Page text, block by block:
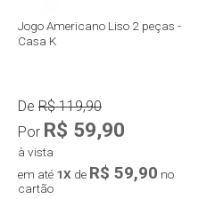
Jogo Americano Liso 2 peças -
Casa K
De R$ 119,90
Por R$ 59,90
à vista
em até 1X de R$ 59,90 no
cartão